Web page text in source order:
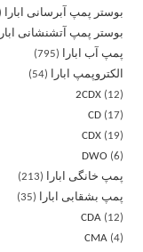
بوستر پمپ آبرسانی ابارا
بوستر پمپ آتشنشانی ابارا
پمپ آب ابارا
795
الکتروپمپ ابارا
54
2CDX
12
CD
17
CDX
19
DWO
6
پمپ خانگی ابارا
213
پمپ بشقابی ابارا
35
CDA
12
CMA 4